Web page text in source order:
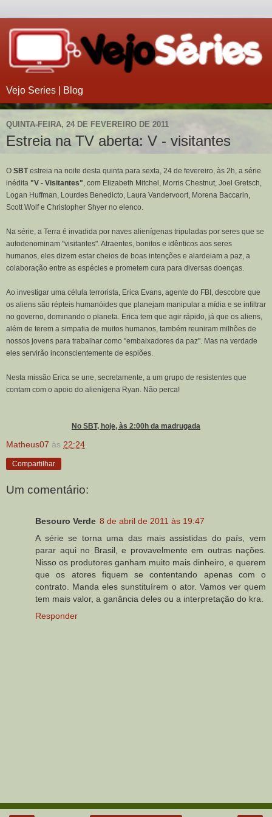
Vejo Series | Blog
QUINTA-FEIRA, 24 DE FEVEREIRO DE 2011
Estreia na TV aberta: V - visitantes
O SBTestreia na noite desta quinta para sexta, 24 de fevereiro, às 2h, a série
inédita "V - Visitantes" , com Elizabeth Mitchel, Morris Chestnut, Joel Gretsch,
Logan Huffman, Lourdes Benedicto, Laura Vandervoort, Morena Baccarin,
Scott Wolf e Christopher Shyer no elenco.
Na série, a Terra é invadida por naves alienígenas tripuladas por seres que se
autodenominam "visitantes". Atraentes, bonitos e idênticos aos seres
humanos, eles dizem estar cheios de boas intenções e alardeiam a paz, a
colaboração entre as espécies e prometem cura para diversas doenças.
Ao investigar uma célula terrorista, Erica Evans, agente do FBI, descobre que
os aliens são répteis humanóides que planejam manipular a mídia e se infiltrar
no governo, dominando o planeta. Erica tem que agir rápido, já que os aliens,
além de terem a simpatia de muitos humanos, também reuniram milhões de
nossos jovens para trabalhar como "embaixadores da paz". Mas na verdade
eles servirão inconscientemente de espiões.
Nesta missão Erica se une, secretamente, a um grupo de resistentes que
contam com o apoio do alienígena Ryan. Não perca!
No SBT, hoje, às 2:00h da madrugada
Matheus07 às 22:24
Compartilhar
Um comentário:
Besouro Verde 8 de abril de 2011 às 19:47
A série se torna uma das mais assistidas do país, vem
parar aqui no Brasil, e provavelmente em outras nações.
Nisso os produtores ganham muito mais dinheiro, e querem
que os atores fiquem se contentando apenas com o
contrato. Manda eles sunstituírem o ator. Vamos ver quem
tem mais valor, a ganância deles ou a interpretação do kra.
Responder